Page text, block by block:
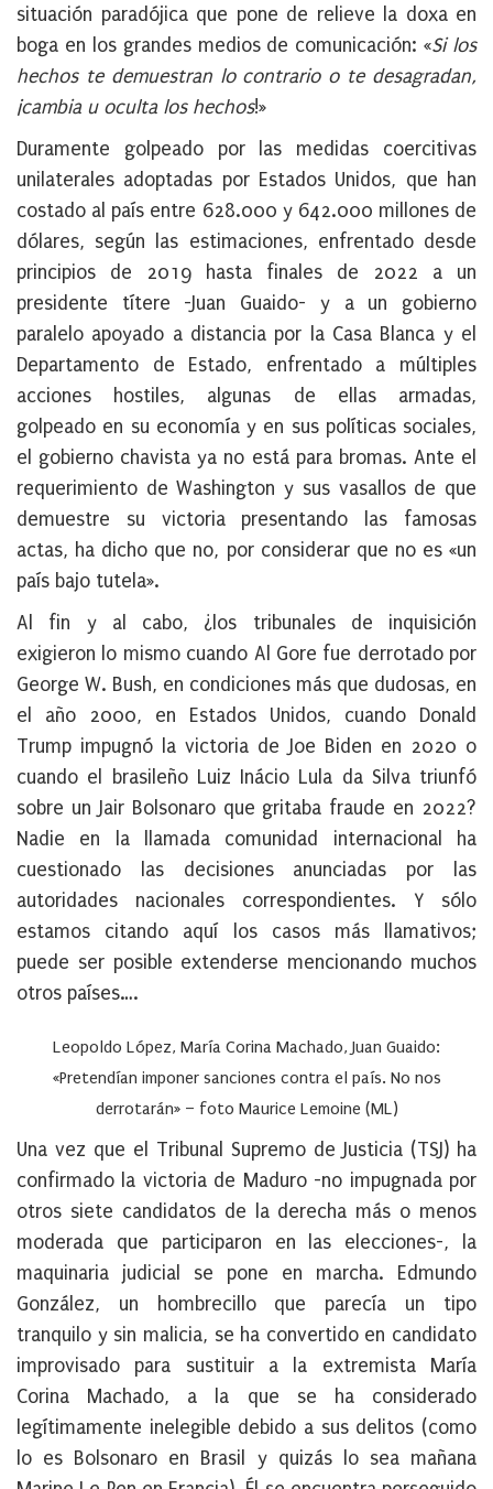
situación paradójica que pone de relieve la doxa en
boga en los grandes medios de comunicación: «Si los
hechos te demuestran lo contrario o te desagradan,
¡cambia u oculta los hechos!»
Duramente golpeado por las medidas coercitivas
unilaterales adoptadas por Estados Unidos, que han
costado al país entre 628.000 y 642.000 millones de
dólares, según las estimaciones, enfrentado desde
principios de 2019 hasta finales de 2022 a un
presidente títere -Juan Guaido- y a un gobierno
paralelo apoyado a distancia por la Casa Blanca y el
Departamento de Estado, enfrentado a múltiples
acciones hostiles, algunas de ellas armadas,
golpeado en su economía y en sus políticas sociales,
el gobierno chavista ya no está para bromas. Ante el
requerimiento de Washington y sus vasallos de que
demuestre su victoria presentando las famosas
actas, ha dicho que no, por considerar que no es «un
país bajo tutela».
Al fin y al cabo, ¿los tribunales de inquisición
exigieron lo mismo cuando Al Gore fue derrotado por
George W. Bush, en condiciones más que dudosas, en
el año 2000, en Estados Unidos, cuando Donald
Trump impugnó la victoria de Joe Biden en 2020 o
cuando el brasileño Luiz Inácio Lula da Silva triunfó
sobre un Jair Bolsonaro que gritaba fraude en 2022?
Nadie en la llamada comunidad internacional ha
cuestionado las decisiones anunciadas por las
autoridades nacionales correspondientes. Y sólo
estamos citando aquí los casos más llamativos;
puede ser posible extenderse mencionando muchos
otros países….
Leopoldo López, María Corina Machado, Juan Guaido:
«Pretendían imponer sanciones contra el país. No nos
derrotarán» – foto Maurice Lemoine (ML)
Una vez que el Tribunal Supremo de Justicia (TSJ) ha
confirmado la victoria de Maduro -no impugnada por
otros siete candidatos de la derecha más o menos
moderada que participaron en las elecciones-, la
maquinaria judicial se pone en marcha. Edmundo
González, un hombrecillo que parecía un tipo
tranquilo y sin malicia, se ha convertido en candidato
improvisado para sustituir a la extremista María
Corina Machado, a la que se ha considerado
legítimamente inelegible debido a sus delitos (como
lo es Bolsonaro en Brasil y quizás lo sea mañana